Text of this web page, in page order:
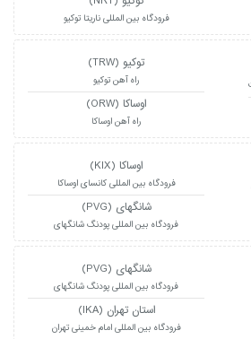
فرودگاه بین المللی ناریتا توکیو
توکیو (TRW)
راه آهن توکیو
اوساکا (ORW)
راه آهن اوساکا
اوساکا (KIX)
فرودگاه بین المللی کانسای اوساکا
شانگهای (PVG)
فرودگاه بین المللی پودنگ شانگهای
شانگهای (PVG)
فرودگاه بین المللی پودنگ شانگهای
استان تهران (IKA)
فرودگاه بین المللی امام خمینی تهران